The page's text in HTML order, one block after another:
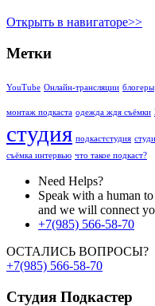
Открыть в навигаторе>>
Метки
YouTube Онлайн-трансляции блогеры
монтаж подкаста одежда ждя съёмки
студия подкастстудия
съёмка интервью что такое подкаст?
Need Helps?
Speak with a human
and we will connect
+7(985) 566-58-70
ОСТАЛИСЬ ВОПРОСЫ?
+7(985) 566-58-70
Студия Подкастер